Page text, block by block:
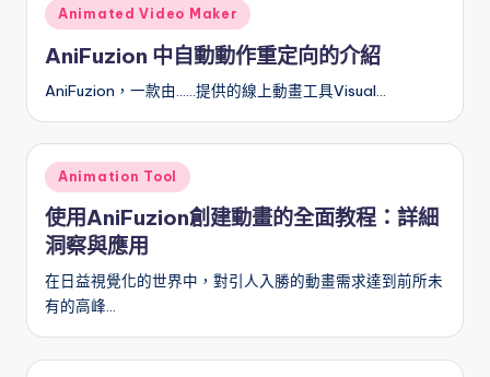
Posted
Animated Video Maker
AniFuzion 中自動動作重定向的介紹
AniFuzion，一款由……提供的線上動畫工具Visual…
Posted
in
Animation Tool
使用AniFuzion創建動畫的全面教程：詳細
洞察與應用
在日益視覺化的世界中，對引人入勝的動畫需求達到前所未
有的高峰…